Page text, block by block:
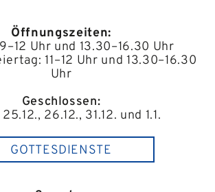
Öffnungszeiten:
Uhr und 13.30–16.30 Uhr
11–12 Uhr und 13.30–16.30
Uhr
Geschlossen:
26.12., 31.12. und 1.1.
GOTTESDIENSTE